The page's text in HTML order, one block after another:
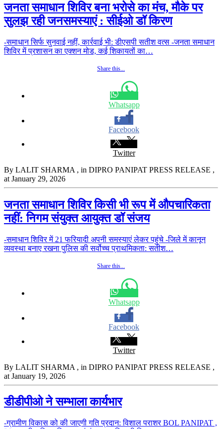
जनता समाधान शिविर बना भरोसे का मंच, मौके पर
सुलझ रही जनसमस्याएं : सीईओ डॉ किरण
-समाधान सिर्फ सुनवाई नहीं, कार्रवाई भी: डीएसपी सतीश वत्स -जनता समाधान
शिविर में प्रशासन का एक्शन मोड, कई शिकायतों का…
Share this...
Whatsapp
Facebook
Twitter
By LALIT SHARMA , in DIPRO PANIPAT PRESS RELEASE ,
at January 29, 2026
जनता समाधान शिविर किसी भी रूप में औपचारिकता
नहीं: निगम संयुक्त आयुक्त डॉ संजय
-समाधान शिविर में 21 फरियादी अपनी समस्याएं लेकर पहुंचे -जिले में कानून
व्यवस्था बनाए रखना पुलिस की सर्वोच्च प्राथमिकता: सतीश…
Share this...
Whatsapp
Facebook
Twitter
By LALIT SHARMA , in DIPRO PANIPAT PRESS RELEASE ,
at January 19, 2026
डीडीपीओ ने सम्भाला कार्यभार
-ग्रामीण विकास को की जाएगी गति प्रदान: विशाल पराशर BOL PANIPAT ,